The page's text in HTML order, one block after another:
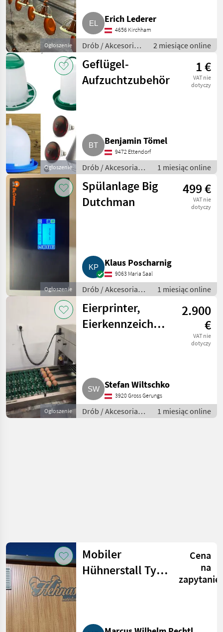
Ogłoszenie
Erich Lederer
4656 Kirchham
Drób / Akcesoria
do hodowli
drobiu
2 miesiące online
Ogłoszenie
Geflügel-
Aufzuchtzubehör
1 €
VAT nie
dotyczy
Benjamin Tömel
9472 Ettendorf
Drób / Akcesoria
do hodowli drobiu
1 miesiąc online
Ogłoszenie
Spülanlage Big
Dutchman
499 €
VAT nie
dotyczy
Klaus Poscharnig
9063 Maria Saal
Drób / Akcesoria
do hodowli drobiu
1 miesiąc online
Ogłoszenie
Eierprinter,
Eierkennzeichnung,
2.900
€
VAT nie
dotyczy
Stefan Wiltschko
3920 Gross Gerungs
Drób / Akcesoria
do hodowli drobiu
1 miesiąc online
Mobiler
Hühnerstall Typ
Cena
na
zapytanie